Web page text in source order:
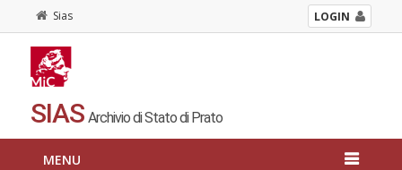
Sias LOGIN
SIAS Archivio di Stato di Prato
MENU